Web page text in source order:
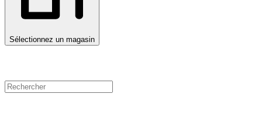
Sélectionnez un magasin